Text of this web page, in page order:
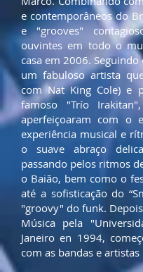
e contemporâneos do
e "grooves"
ouvintes em todo o
casa em 2006. Seguindo
um fabuloso artista
com Nat King Cole) e
famoso "Trío
aperfeiçoaram com o
experiência musical e
o suave abraço
passando pelos ritmos
o Baião, bem como o
até a sofisticação do
"groovy" do funk.
Música pela
Janeiro en 1994,
com as bandas e